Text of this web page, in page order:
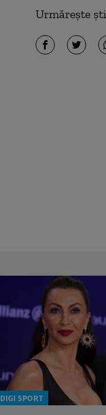
Urmărește
DIGI SPORT